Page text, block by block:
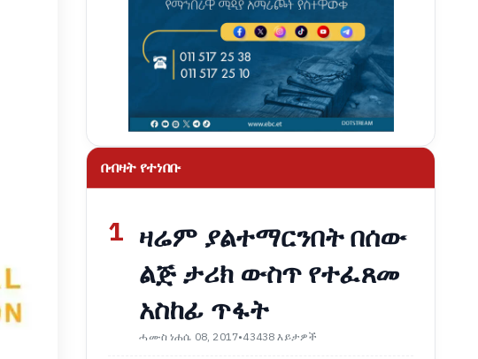
በብዛት የተነበቡ
1 ዛሬም ያልተማርንበት በሰው
ልጅ ታሪክ ውስጥ የተፈጸመ
አስከፊ ጥፋት
ሓሙስ ነሐሴ 08, 2017•43438 እይታዎች